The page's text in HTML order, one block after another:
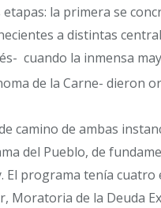
etapas: la primera se
a distintas
cuando la inmensa
de la Carne- dieron
camino de ambas
del Pueblo, de
programa tenía cuatro
Moratoria de la Deuda